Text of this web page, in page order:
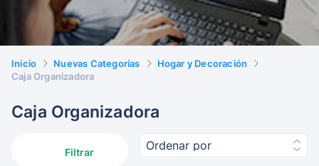
Inicio Nuevas Categorías
Hogar y Decoración
Caja Organizadora
Caja Organizadora
Filtrar Ordenar por